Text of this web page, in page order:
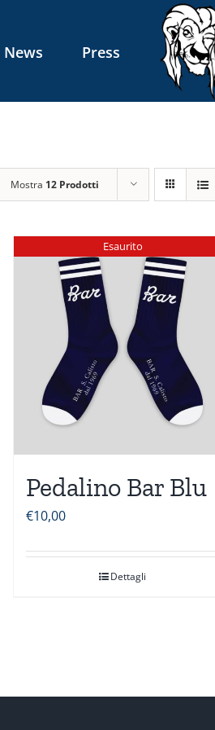
News Press
Mostra 12 Prodotti
Esaurito
Pedalino Bar Blu
€10,00
Dettagli